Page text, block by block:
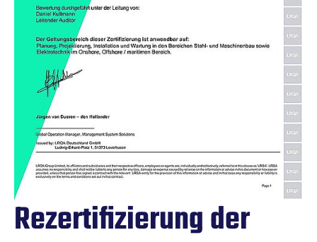
Rezertifizierung der